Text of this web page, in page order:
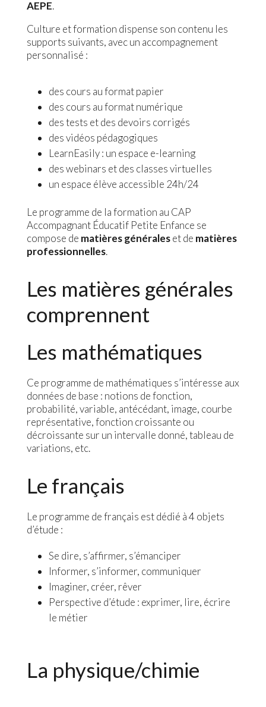
AEPE.
Culture et formation dispense son contenu les
supports suivants, avec un accompagnement
personnalisé :
des cours au format papier
des cours au format numérique
des tests et des devoirs corrigés
des vidéos pédagogiques
LearnEasily : un espace e-learning
des webinars et des classes virtuelles
un espace élève accessible 24h/24
Le programme de la formation au CAP
Accompagnant Éducatif Petite Enfance se
compose de matières généraleset de matières
professionnelles.
Les matières générales
comprennent
Les mathématiques
Ce programme de mathématiques s’intéresse aux
données de base : notions de fonction,
probabilité, variable, antécédant, image, courbe
représentative, fonction croissante ou
décroissante sur un intervalle donné, tableau de
variations, etc.
Le français
Le programme de français est dédié à 4 objets
d’étude :
Se dire, s’affirmer, s’émanciper
Informer, s’informer, communiquer
Imaginer, créer, rêver
Perspective d’étude : exprimer, lire, écrire
le métier
La physique/chimie